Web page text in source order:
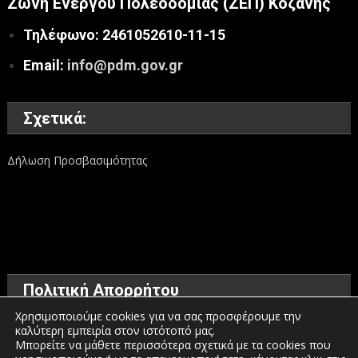
Τηλέφωνο: 2461052610-11-15
Email: info@pdm.gov.gr
Σχετικά:
Δήλωση Προσβασιμότητας
Πολιτική Απορρήτου
Όροι χρήσης
Χρησιμοποιούμε cookies για να σας προσφέρουμε την
καλύτερη εμπειρία στον ιστότοπό μας.
Μπορείτε να μάθετε περισσότερα σχετικά με τα cookies που